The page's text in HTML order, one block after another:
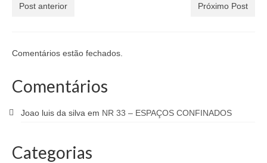
Post anterior Próximo Post
Comentários estão fechados.
Comentários
Joao luis da silva em NR 33 – ESPAÇOS CONFINADOS
Categorias